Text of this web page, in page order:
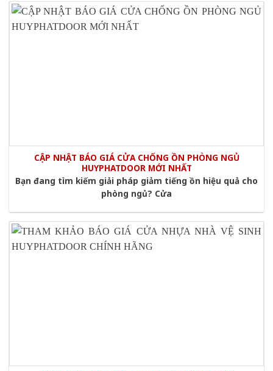
CẬP NHẬT BÁO GIÁ CỬA CHỐNG ỒN PHÒNG NGỦ
HUYPHATDOOR MỚI NHẤT
Bạn đang tìm kiếm giải pháp giảm tiếng ồn hiệu quả cho
phòng ngủ? Cửa